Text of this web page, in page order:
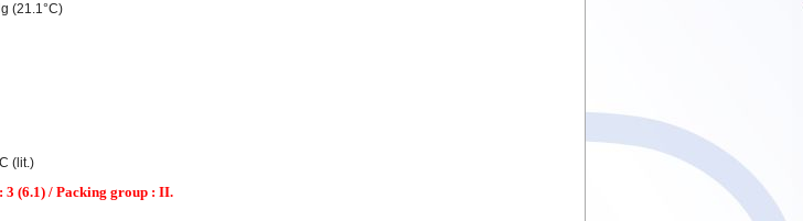
(21.1°C)
(lit.)
3 (6.1) / Packing group : II.